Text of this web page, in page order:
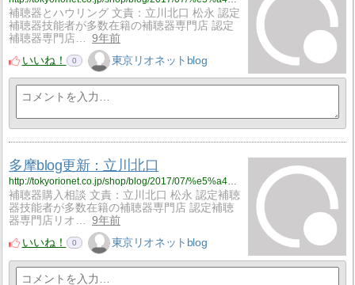
補聴器とハウリング 文責：立川北口 松永 認定
補聴器技能者が多数在籍の補聴器専門店 認定
補聴器専門店…
9年前
いいね！
0 東京リオネットblog
多摩blog更新：立川北口
http://tokyorionet.co.jp/shop/blog/2017/07/%e5%a4%9a%e6%91%a9blog%e6%9b%b4%e6%96%b0%ef%bc%9a%e7%ab%8b%e5%b7%9d%e5%8c%97%e5%8f%a3-65/
補聴器購入相談 文責：立川北口 松永 認定補聴
器技能者が多数在籍の補聴器専門店 認定補聴
器専門店リオ…
9年前
いいね！
0 東京リオネットblog